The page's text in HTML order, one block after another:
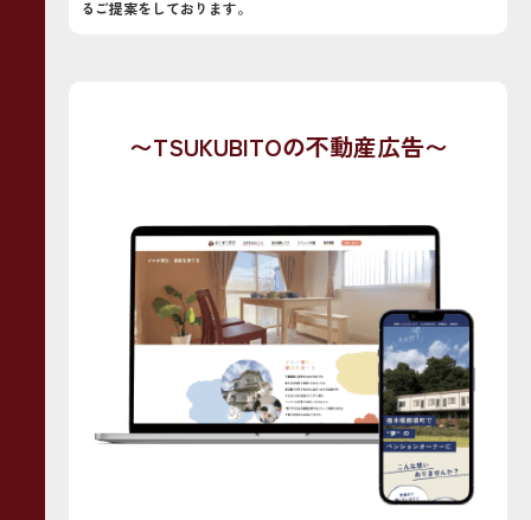
るご提案をしております。
〜TSUKUBITOの不動産広告〜